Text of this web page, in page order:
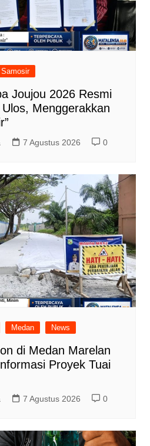
Samosir
Joujou 2026 Resmi
Menggerakkan
7 Agustus 2026 0
Medan News
di Medan Marelan
Proyek Tuai
7 Agustus 2026 0